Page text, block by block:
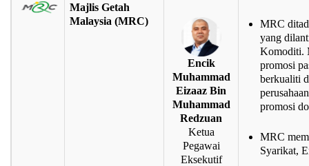
Majlis Getah
Malaysia(MRC)
Encik
Muhammad
Eizaaz Bin
Muhammad
Redzuan
Ketua
Pegawai
Eksekutif
MRC
yang
Komoditi.
promosi
berkualiti
promosi
MRC
Syarikat,